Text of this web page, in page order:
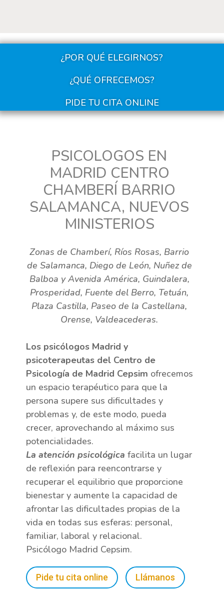
¿POR QUÉ ELEGIRNOS?
¿QUÉ OFRECEMOS?
PIDE TU CITA ONLINE
PSICOLOGOS EN
MADRID CENTRO
CHAMBERÍ BARRIO
SALAMANCA, NUEVOS
MINISTERIOS
Zonas de Chamberí, Ríos Rosas, Barrio
de Salamanca, Diego de León, Nuñez de
Balboa y Avenida América, Guindalera,
Prosperidad, Fuente del Berro, Tetuán,
Plaza Castilla, Paseo de la Castellana,
Orense, Valdeacederas.
Los psicólogos Madrid y
psicoterapeutas del Centro de
Psicología de Madrid Cepsim ofrecemos
un espacio terapéutico para que la
persona supere sus dificultades y
problemas y, de este modo, pueda
crecer, aprovechando al máximo sus
potencialidades.
La atención psicológica facilita un lugar
de reflexión para reencontrarse y
recuperar el equilibrio que proporcione
bienestar y aumente la capacidad de
afrontar las dificultades propias de la
vida en todas sus esferas: personal,
familiar, laboral y relacional.
Psicólogo Madrid Cepsim.
Pide tu cita online Llámanos